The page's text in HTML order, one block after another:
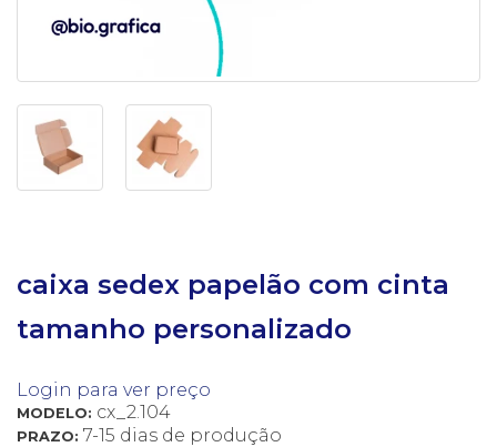
caixa sedex papelão com cinta
tamanho personalizado
Login para ver preço
MODELO: cx_2.104
PRAZO: 7-15 dias de produção